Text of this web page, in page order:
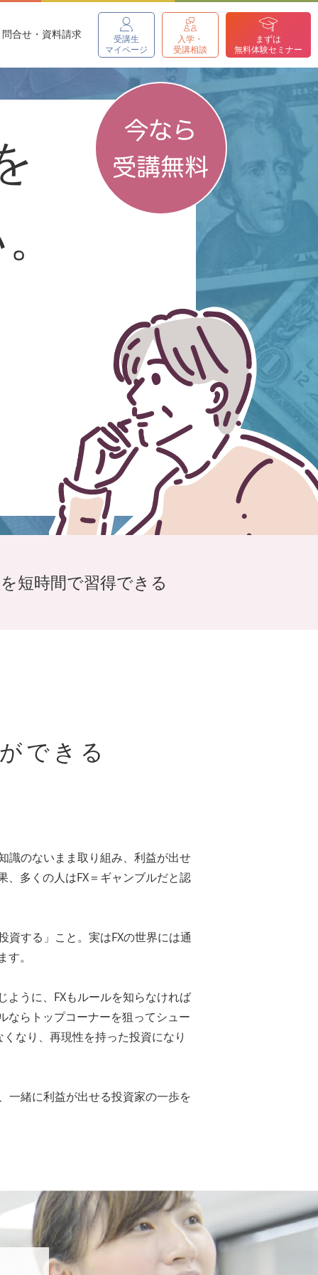
受講生
マイページ
入学・
受講相談
まずは
無料体験セミナー
問合せ・資料請求
短時間で習得できる
できる
識のないまま取り組み、利益が出せ
多くの人はFX＝ギャンブルだと認
資する」こと。実はFXの世界には通
。
うに、FXもルールを知らなければ
ならトップコーナーを狙ってシュー
なり、再現性を持った投資になり
一緒に利益が出せる投資家の一歩を